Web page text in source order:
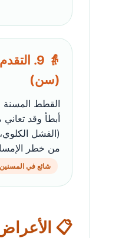
👵 9.
(سن)
القطط المسنة
أبطأ وقد
(الفشل
من خطر
شائع في المسنين
📋